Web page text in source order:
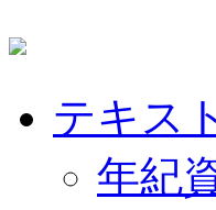
テキス
年紀